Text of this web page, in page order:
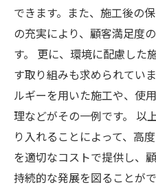
できます。また、施工後の
の充実により、顧客満足度
す。 更に、環境に配慮した
す取り組みも求められてい
ルギーを用いた施工や、使
理などがその一例です。 以
り入れることによって、高
を適切なコストで提供し、
持続的な発展を図ることが